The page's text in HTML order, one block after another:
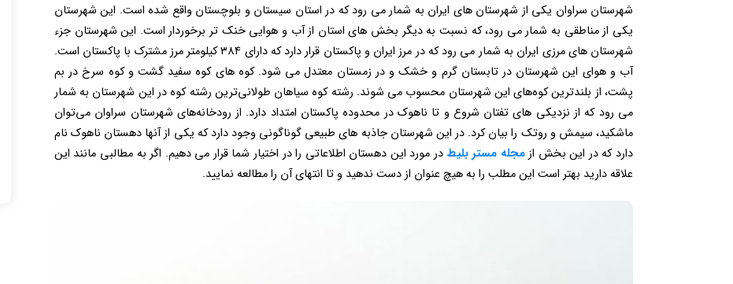
شهرستان سراوان یکی از شهرستان های ایران به شمار می رود که در استان سیستان و بلوچستان واقع شده است. این شهرستان
یکی از مناطقی به شمار می رود، که نسبت به دیگر بخش های استان از آب و هوایی خنک تر برخوردار است. این شهرستان جزء
شهرستان های مرزی ایران به شمار می رود که در مرز ایران و پاکستان قرار دارد که دارای ۳۸۴ کیلومتر مرز مشترک با پاکستان است.
آب و هوای این شهرستان در تابستان گرم و خشک و در زمستان معتدل می شود. کوه‌ های کوه سفید گشت و کوه سرخ در بم
پشت، از بلندترین کوه‌های این شهرستان محسوب می شوند. رشته کوه سیاهان طولانی‌ترین رشته کوه در این شهرستان به شمار
می رود که از نزدیکی‌ های تفتان شروع و تا ناهوک در محدوده پاکستان امتداد دارد. از رودخانه‌های شهرستان سراوان می‌توان
ماشکید، سیمش و روتک را بیان کرد. در این شهرستان جاذبه های طبیعی گوناگونی وجود دارد که یکی از آنها دهستان ناهوک نام
دارد که در این بخش ازمجله مستر بلیط در مورد این دهستان اطلاعاتی را در اختیار شما قرار می دهیم. اگر به مطالبی مانند این
علاقه دارید بهتر است این مطلب را به هیچ عنوان از دست ندهید و تا انتهای آن را مطالعه نمایید.